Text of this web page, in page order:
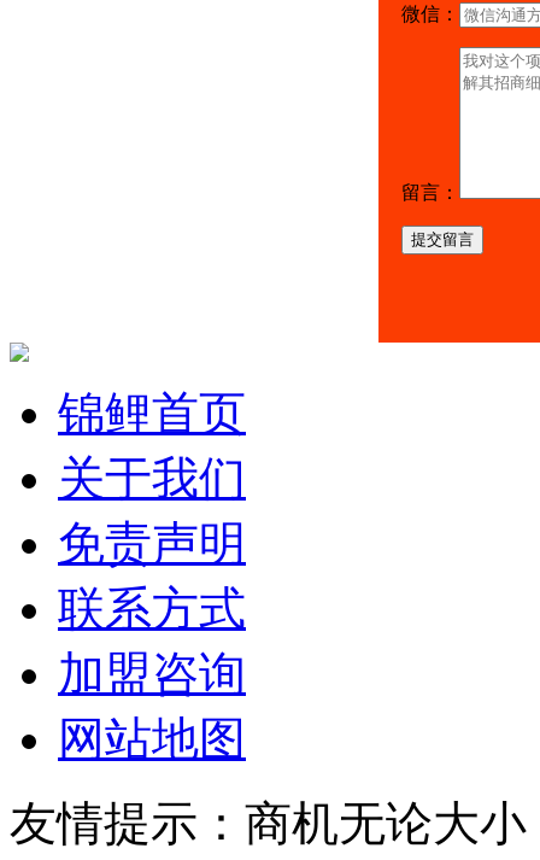
微信：
留言：
提交留言
锦鲤首页
关于我们
免责声明
联系方式
加盟咨询
网站地图
友情提示：商机无论大